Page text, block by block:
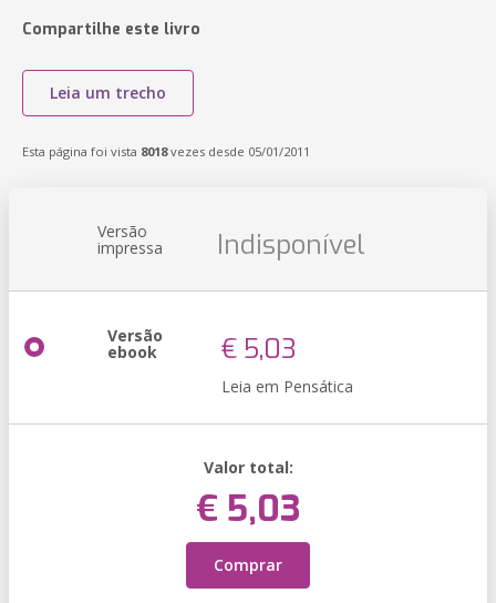
Compartilhe este livro
Leia um trecho
Esta página foi vista 8018vezes desde 05/01/2011
Versão
impressa Indisponível
Versão
ebook € 5,03
Leia em Pensática
Valor total:
€ 5,03
Comprar